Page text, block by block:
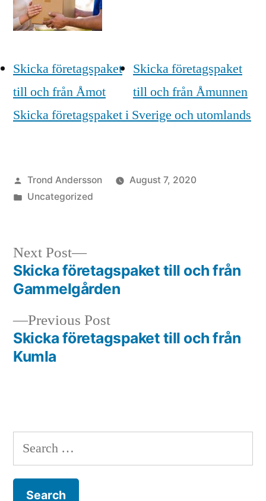
Skicka företagspaket
till och från Åmot
Skicka företagspaket
till och från Åmunnen
Skicka företagspaket i Sverige och utomlands
Posted
by
Trond Andersson
August 7, 2020
Posted
Uncategorized
Post
navigation
Previous PostPrevious
post:
Skicka företagspaket till och från
Kumla
Next Post
Next
post:
Skicka företagspaket till och från
Gammelgården
Search
for: